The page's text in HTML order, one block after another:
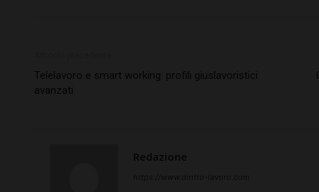
Telelavoro e smart working: profili giuslavoristici
avanzati
Redazione